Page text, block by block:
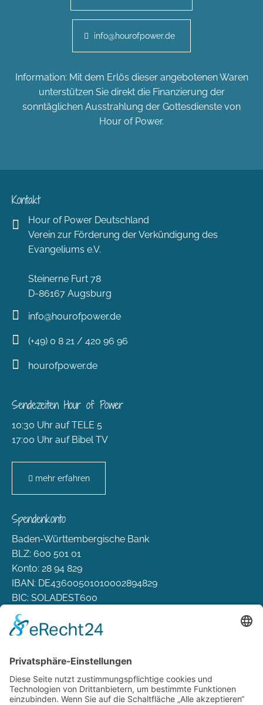
info@hourofpower.de
Information: Mit dem Erlös dieser angebotenen Waren
unterstützen Sie direkt die Finanzierung der
sonntäglichen Ausstrahlung der Gottesdienste von
Hour of Power.
Kontakt
Hour of Power Deutschland
Verein zur Förderung der Verkündigung des
Evangeliums e.V.
Steinerne Furt 78
D-86167 Augsburg
info@hourofpower.de
(+49) 0 8 21 / 420 96 96
hourofpower.de
Sendezeiten Hour of Power
10:30 Uhr auf TELE 5
17:00 Uhr auf Bibel TV
mehr erfahren
Spendenkonto
Baden-Württembergische Bank
BLZ: 600 501 01
Konto: 28 94 829
IBAN: DE43600501010002894829
BIC: SOLADEST600
Rechtliches
Versand & Lieferung
Widerrufsbelehrung
AGB